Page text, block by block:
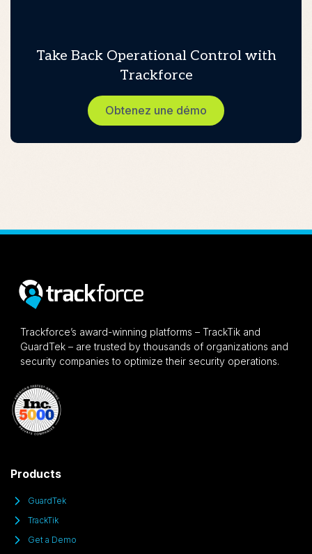
Take Back Operational Control with
Trackforce
Obtenez une démo
Trackforce’s award-winning platforms – TrackTik and
GuardTek – are trusted by thousands of organizations and
security companies to optimize their security operations.
Products
GuardTek
TrackTik
Get a Demo